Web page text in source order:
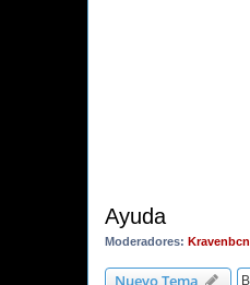
Ayuda
Moderadores: Kravenbcn
Nuevo Tema